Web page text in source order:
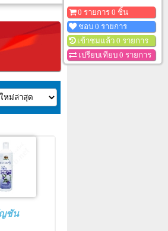
ชัน
0 รายการ 0 ชิ้น
ชอบ 0 รายการ
เข้าชมแล้ว 0 รายการ
เปรียบเทียบ 0 รายการ